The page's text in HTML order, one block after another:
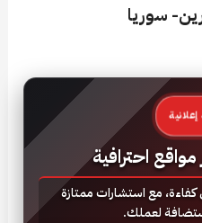
سوريا
احترافية
كفاءة، مع استشارات ممتازة
لعملك.